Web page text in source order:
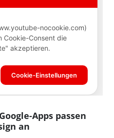
Apps passen
an